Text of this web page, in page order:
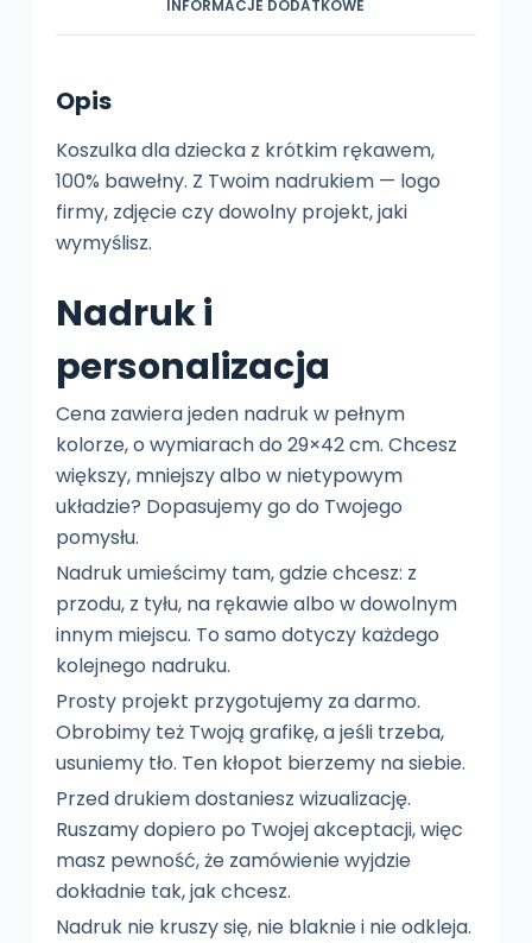
INFORMACJE DODATKOWE
Opis
Koszulka dla dziecka z krótkim rękawem,
100% bawełny. Z Twoim nadrukiem — logo
firmy, zdjęcie czy dowolny projekt, jaki
wymyślisz.
Nadruk i
personalizacja
Cena zawiera jeden nadruk w pełnym
kolorze, o wymiarach do 29×42 cm. Chcesz
większy, mniejszy albo w nietypowym
układzie? Dopasujemy go do Twojego
pomysłu.
Nadruk umieścimy tam, gdzie chcesz: z
przodu, z tyłu, na rękawie albo w dowolnym
innym miejscu. To samo dotyczy każdego
kolejnego nadruku.
Prosty projekt przygotujemy za darmo.
Obrobimy też Twoją grafikę, a jeśli trzeba,
usuniemy tło. Ten kłopot bierzemy na siebie.
Przed drukiem dostaniesz wizualizację.
Ruszamy dopiero po Twojej akceptacji, więc
masz pewność, że zamówienie wyjdzie
dokładnie tak, jak chcesz.
Nadruk nie kruszy się, nie blaknie i nie odkleja.